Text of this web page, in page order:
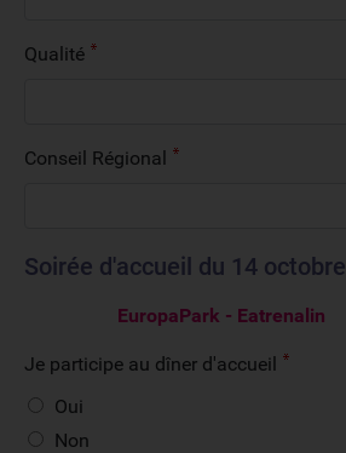
Qualité
Conseil Régional
Soirée d'accueil du 14 octobre
EuropaPark - Eatrenalin
Je participe au dîner d'accueil
Oui
Non